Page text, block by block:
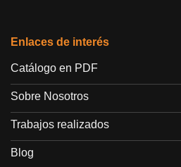
Enlaces de interés
Catálogo en PDF
Sobre Nosotros
Trabajos realizados
Blog